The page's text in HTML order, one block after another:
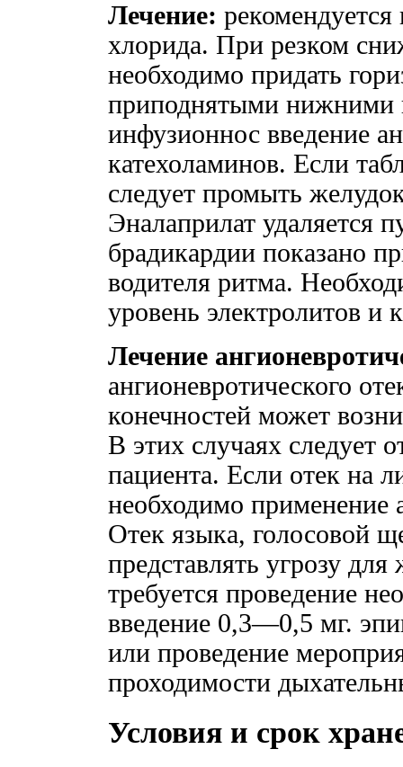
Лечение:
хлорида. При резком
необходимо придать
приподнятыми нижними
инфузионнос введение
катехоламинов. Если
следует промыть
Эналаприлат удаляется
брадикардии показано
водителя ритма.
уровень электролитов и
Лечение
ангионевротического
конечностей может
В этих случаях следует
пациента. Если отек на
необходимо применение
Отек языка, голосовой
представлять угрозу
требуется проведение
введение 0,3—0,5 мг.
или проведение
проходимости
Условия и срок